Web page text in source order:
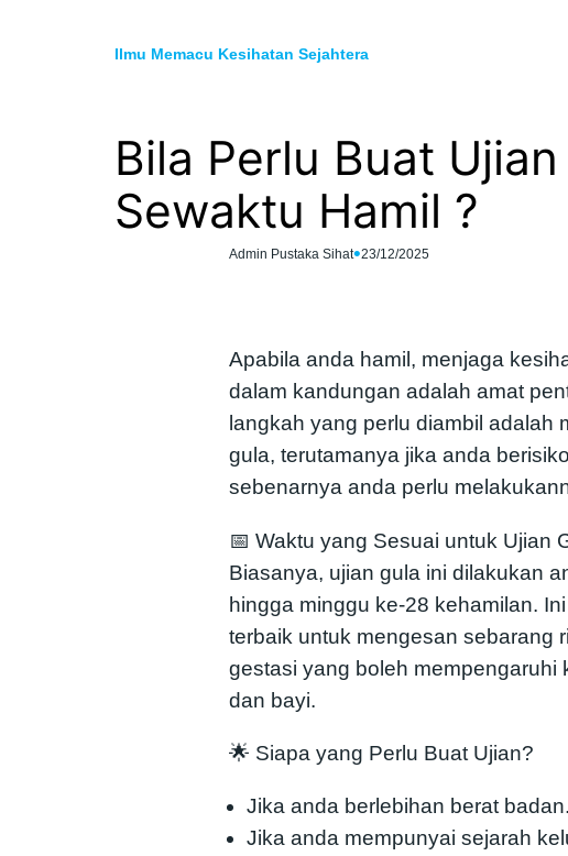
Ilmu Memacu Kesihatan Sejahtera
Bila Perlu Buat Ujian
Sewaktu Hamil ?
Admin Pustaka Sihat•23/12/2025
Apabila anda hamil, menjaga
dalam kandungan adalah amat
langkah yang perlu diambil adalah
gula, terutamanya jika anda
sebenarnya anda perlu
📅 Waktu yang Sesuai untuk Ujian
Biasanya, ujian gula ini dilakukan
hingga minggu ke-28 kehamilan.
terbaik untuk mengesan sebarang
gestasi yang boleh mempengaruhi
dan bayi.
🌟 Siapa yang Perlu Buat Ujian?
Jika anda berlebihan berat badan.
Jika anda mempunyai sejarah